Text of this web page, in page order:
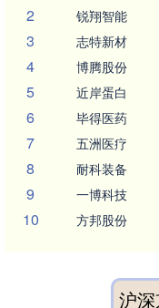
2 锐翔智能
3 志特新材
4 博腾股份
5 近岸蛋白
6 毕得医药
7 五洲医疗
8 耐科装备
9 一博科技
10 方邦股份
沪